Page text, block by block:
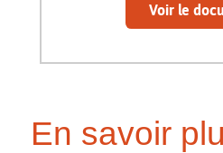
Voir le
En savoir